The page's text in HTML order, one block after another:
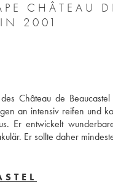
CHÂTEAU
2001
Château de
an intensiv reifen und
Er entwickelt
Er sollte daher